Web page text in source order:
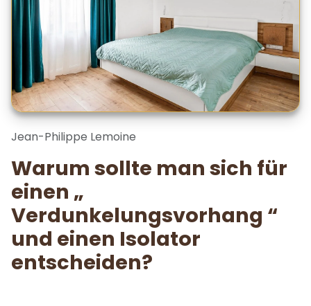
Jean-Philippe Lemoine
Warum sollte man sich für
einen „
Verdunkelungsvorhang “
und einen Isolator
entscheiden?